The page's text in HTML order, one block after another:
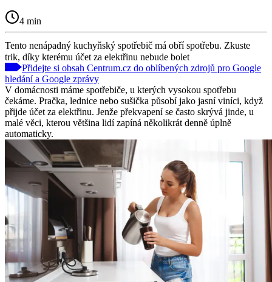
4 min
Tento nenápadný kuchyňský spotřebič má obří spotřebu. Zkuste
trik, díky kterému účet za elektřinu nebude bolet
Přidejte si obsah Centrum.cz do oblíbených zdrojů pro Google
hledání a Google zprávy
V domácnosti máme spotřebiče, u kterých vysokou spotřebu
čekáme. Pračka, lednice nebo sušička působí jako jasní viníci, když
přijde účet za elektřinu. Jenže překvapení se často skrývá jinde, u
malé věci, kterou většina lidí zapíná několikrát denně úplně
automaticky.